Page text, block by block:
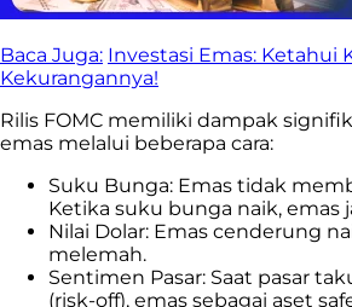
Baca Juga: Investasi Emas: Ketahui
Kekurangannya!
Rilis FOMC memiliki dampak
emas melalui beberapa cara:
Suku Bunga: Emas tidak
Ketika suku bunga naik, emas
Nilai Dolar: Emas cenderung
melemah.
Sentimen Pasar: Saat pasar
(risk-off), emas sebagai aset